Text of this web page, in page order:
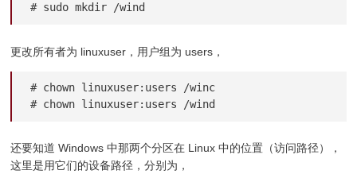
# sudo mkdir /wind
更改所有者为 linuxuser，用户组为 users，
# chown linuxuser:users /winc
# chown linuxuser:users /wind
还要知道 Windows 中那两个分区在 Linux 中的位置（访问路径），
这里是用它们的设备路径，分别为，